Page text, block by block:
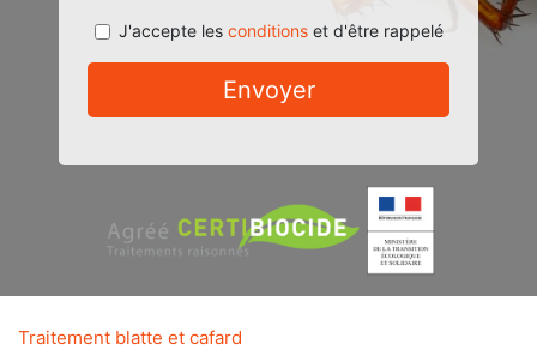
J'accepte les conditionset d'être rappelé
Envoyer
Traitement blatte et cafard